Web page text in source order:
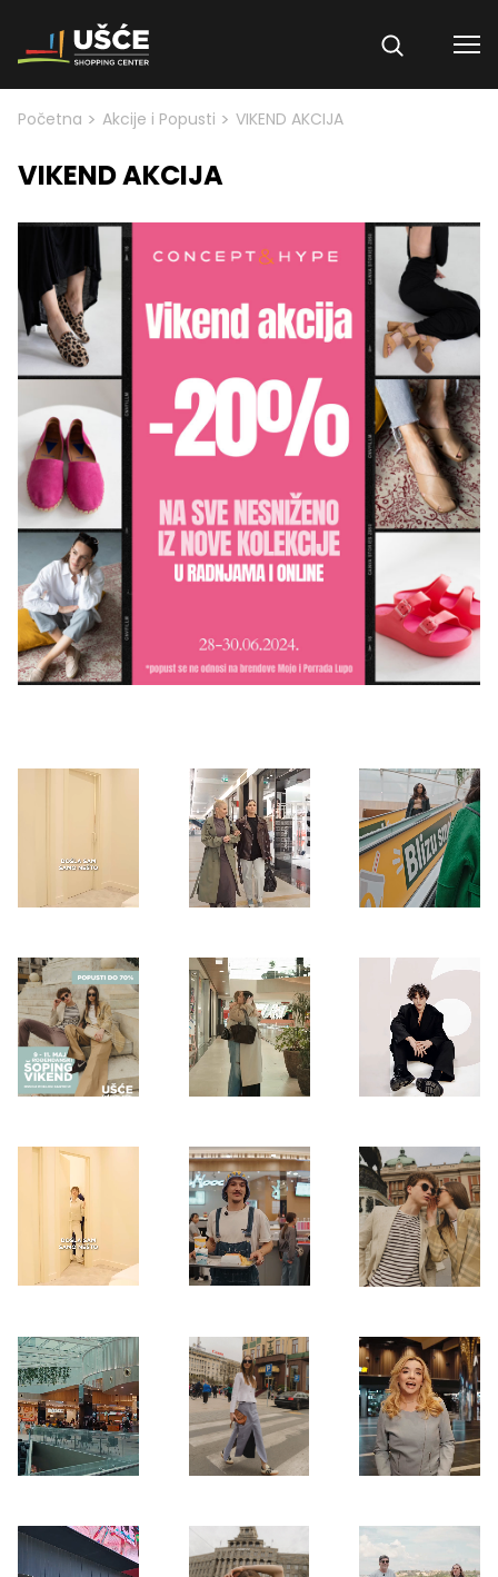
Skip to content
Početna > Akcije i Popusti > VIKEND AKCIJA
VIKEND AKCIJA